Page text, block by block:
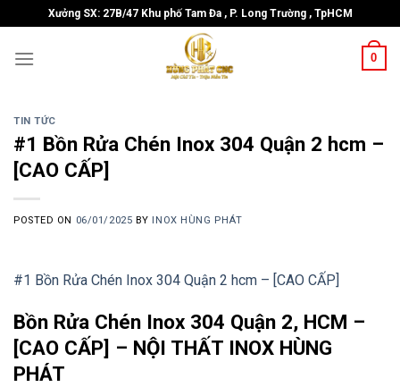
to
content
Xưởng SX: 27B/47 Khu phố Tam Đa , P. Long Trường , TpHCM
0
TIN TỨC
#1 Bồn Rửa Chén Inox 304 Quận 2 hcm –
[CAO CẤP]
POSTED ON 06/01/2025 BY INOX HÙNG PHÁT
#1 Bồn Rửa Chén Inox 304 Quận 2 hcm – [CAO CẤP]
Bồn Rửa Chén Inox 304 Quận 2, HCM –
[CAO CẤP] – NỘI THẤT INOX HÙNG
PHÁT